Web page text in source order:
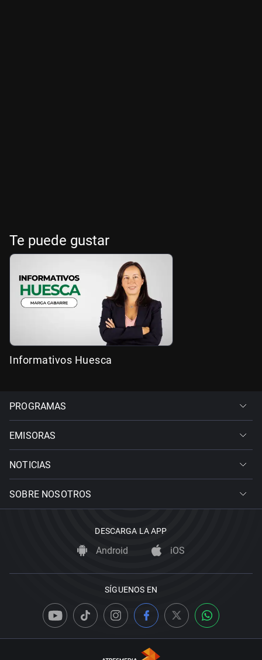
Te puede gustar
Informativos Huesca
PROGRAMAS
EMISORAS
NOTICIAS
SOBRE NOSOTROS
DESCARGA LA APP
Android iOS
SÍGUENOS EN